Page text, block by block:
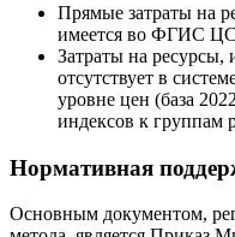
Прямые затраты на
имеется во ФГИС
Затраты на
отсутствует в
уровне цен (база
индексов к группам
Нормативная
Основным документом,